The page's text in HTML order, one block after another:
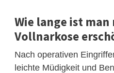
Wie lange ist man
Vollnarkose
Nach operativen
leichte Müdigkeit und